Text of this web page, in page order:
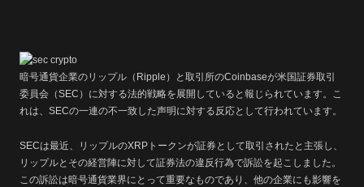
暗号通貨企業のリップル（Ripple）と取引所のCoinbaseが米国証券取引
委員会（SEC）に対する法的戦略を展開していると報じられています。こ
れは、SECの一連の不一致した声明に対する反応として行われています。
SECは最近、リップルのXRPトークンが証券として取引されたと主張し、
リップルとその経営陣に対して証券法の違反行為で訴訟を起こしました。
この訴訟は暗号通貨業界にとって重要なものであり、他の企業にも影響を